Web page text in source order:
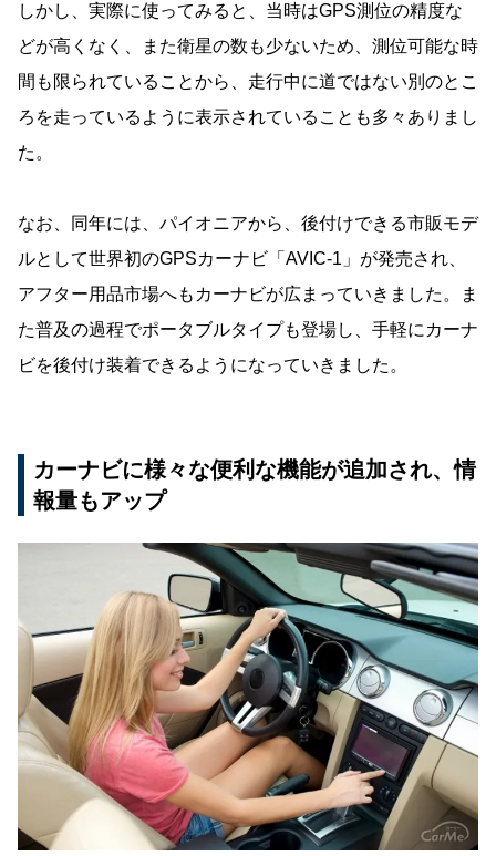
しかし、実際に使ってみると、当時はGPS測位の精度な
どが高くなく、また衛星の数も少ないため、測位可能な時
間も限られていることから、走行中に道ではない別のとこ
ろを走っているように表示されていることも多々ありまし
た。
なお、同年には、パイオニアから、後付けできる市販モデ
ルとして世界初のGPSカーナビ「AVIC-1」が発売され、
アフター用品市場へもカーナビが広まっていきました。ま
た普及の過程でポータブルタイプも登場し、手軽にカーナ
ビを後付け装着できるようになっていきました。
カーナビに様々な便利な機能が追加され、情
報量もアップ